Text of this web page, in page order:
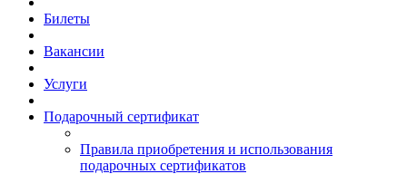
Билеты
Вакансии
Услуги
Подарочный сертификат
Правила приобретения и использования
подарочных сертификатов